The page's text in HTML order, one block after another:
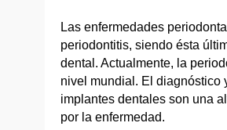
Las enfermedades
periodontitis, siendo ésta
dental. Actualmente, la
nivel mundial. El diagnóstico
implantes dentales son una
por la enfermedad.